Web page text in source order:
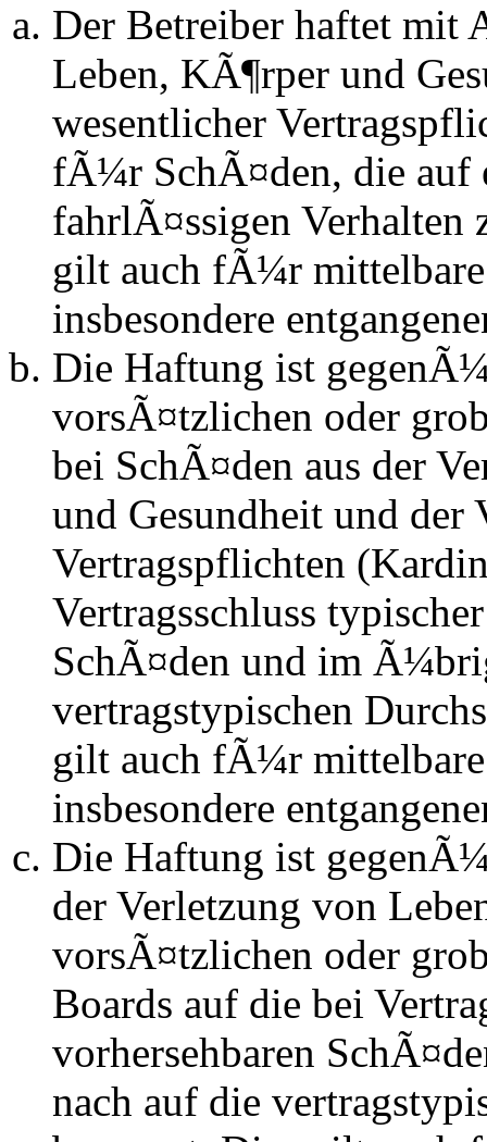
Der Betreiber haftet mit
Leben, KÃ¶rper und
wesentlicher
fÃ¼r SchÃ¤den, die auf
fahrlÃ¤ssigen
gilt auch fÃ¼r
insbesondere
Die Haftung ist
vorsÃ¤tzlichen oder
bei SchÃ¤den aus der
und Gesundheit und der
Vertragspflichten
Vertragsschluss
SchÃ¤den und im
vertragstypischen
gilt auch fÃ¼r
insbesondere
Die Haftung ist
der Verletzung von
vorsÃ¤tzlichen oder
Boards auf die bei
vorhersehbaren
nach auf die